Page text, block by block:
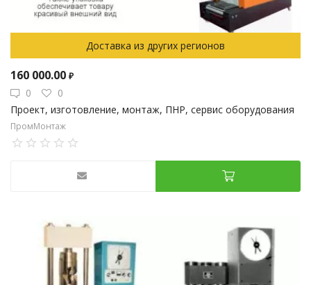
Доставка из других регионов
160 000.00 ₽
0
0
Проект, изготовление, монтаж, ПНР, сервис оборудования
ПромМонтаж